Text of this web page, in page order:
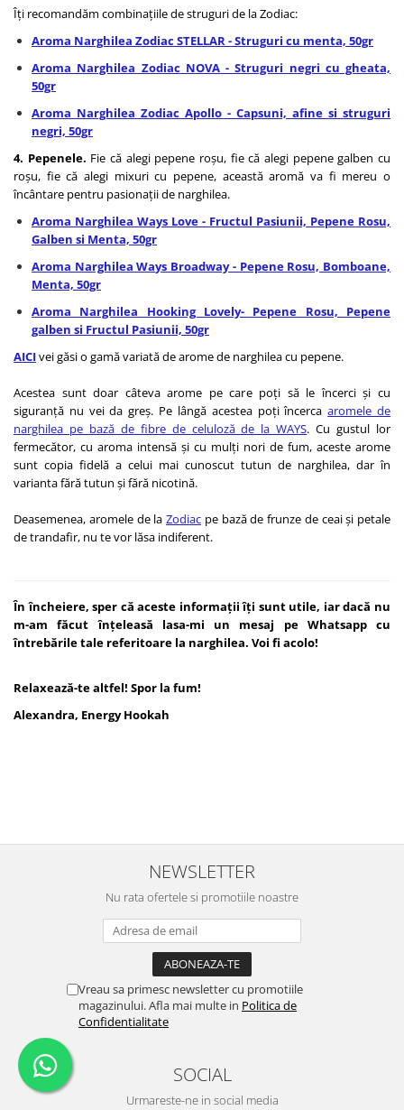
Îți recomandăm combinațiile de struguri de la Zodiac:
Aroma Narghilea Zodiac STELLAR - Struguri cu menta, 50gr
Aroma Narghilea Zodiac NOVA - Struguri negri cu gheata,
50gr
Aroma Narghilea Zodiac Apollo - Capsuni, afine si struguri
negri, 50gr
4. Pepenele. Fie că alegi pepene roșu, fie că alegi pepene galben cu
roșu, fie că alegi mixuri cu pepene, această aromă va fi mereu o
încântare pentru pasionații de narghilea.
Aroma Narghilea Ways Love - Fructul Pasiunii, Pepene Rosu,
Galben si Menta, 50gr
Aroma Narghilea Ways Broadway - Pepene Rosu, Bomboane,
Menta, 50gr
Aroma Narghilea Hooking Lovely- Pepene Rosu, Pepene
galben si Fructul Pasiunii, 50gr
AICIvei găsi o gamă variată de arome de narghilea cu pepene.
Acestea sunt doar câteva arome pe care poți să le încerci și cu
siguranță nu vei da greș. Pe lângă acestea poți încercaaromele de
narghilea pe bază de fibre de celuloză de la WAYS. Cu gustul lor
fermecător, cu aroma intensă și cu mulți nori de fum, aceste arome
sunt copia fidelă a celui mai cunoscut tutun de narghilea, dar în
varianta fără tutun și fără nicotină.
Deasemenea, aromele de la Zodiac pe bază de frunze de ceai și petale
de trandafir, nu te vor lăsa indiferent.
În încheiere, sper că aceste informații îți sunt utile, iar dacă nu
m-am făcut înțeleasă lasa-mi un mesaj pe Whatsapp cu
întrebările tale referitoare la narghilea. Voi fi acolo!
Relaxează-te altfel! Spor la fum!
Alexandra, Energy Hookah
NEWSLETTER
Nu rata ofertele si promotiile noastre
Vreau sa primesc newsletter cu promotiile
magazinului. Afla mai multe in Politica de
Confidentialitate
SOCIAL
Urmareste-ne in social media